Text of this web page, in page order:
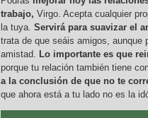
trabajo, Virgo. Acepta cualquier
la tuya. Servirá para suavizar el
trata de que seáis amigos, aunque
amistad. Lo importante es que
porque tu relación también tiene
a la conclusión de que no te
que ahora está a tu lado no es la